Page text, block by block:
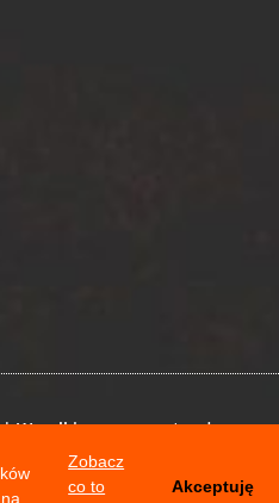
Zobacz
co to
Akceptuję
Wszelkie prawa zastrzeżone